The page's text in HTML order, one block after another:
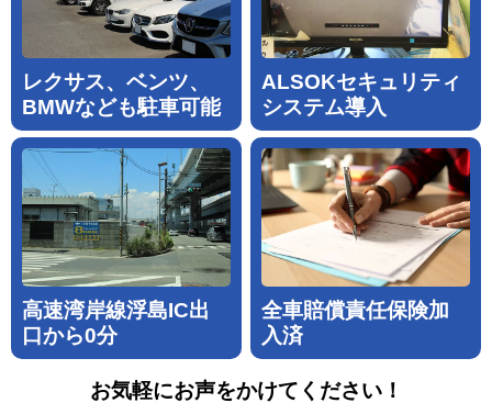
キャンセル Close
レクサス、ベンツ、
BMWなども駐車可能
ALSOKセキュリティ
システム導入
高速湾岸線浮島IC出
口から0分
全車賠償責任保険加
入済
お気軽にお声をかけてください！